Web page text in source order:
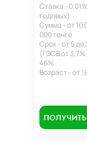
Ставка -
годовых)
Сумма - от 10
000 тенге
Срок - от 5 до
(ГЭСВ от
46%
Возраст - от